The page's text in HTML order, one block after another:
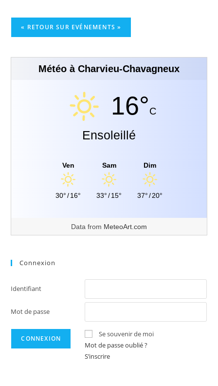
« RETOUR SUR EVÉNEMENTS »
Météo à Charvieu-Chavagneux
16°C
Ensoleillé
Ven
30°/16°
Sam
33°/15°
Dim
37°/20°
Data from MeteoArt.com
Connexion
Identifiant
Mot de passe
Se souvenir de moi
Mot de passe oublié ?
S’inscrire